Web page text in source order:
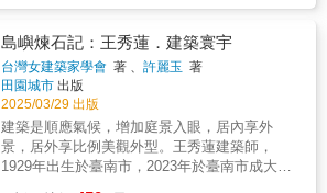
師，有著廣闊的遠見、一意的專注與恆久的堅
持……在時代洪流與社會神話裡，因緣際會的
疊合了他作為藝術家的膽識與身為一個人的熱
情，造就了勒．柯比意絕無僅有的地位。」──
柯閎│建築師、教育家、評論家1987「虛無主義
與組構手法的結合；困頓在現代世界裡窒礙難
行的亂林中，引用此一信念所建構的準則，
直接接受包浩斯現代主義啟蒙之人，攻讀哈佛
研究所時，師承包浩斯創辦人、時任哈佛建築
系主任的葛羅培斯，同班同學有貝聿銘和菲利
普．強生等人，王大閎畢業的時候是全班第一
名。1953年，三十六歲的王大閎成立大洪建築
師事務所，開始了他在臺灣土地上「中國建築
現代化」的實驗探索，他的「現代化」並非單
純挪用中國建築元素，而是融合傳統建築的精
神，開創全新的風貌。在首件設計案「建國南
路自宅」，他以一個簡單的長方形平面，打造
師事務所」，半世紀以來的作品涵蓋住宅、教
育設施與公共建築，包括：日月潭教師會館、
景美女中校園、衛道中學聖堂、陽明山中山
樓、花園新城等。她在關懷社會與環境發展
下，運用現代粗獷兼表現主義內涵的設計手法
──以結構性曲面與工法，形塑空間內與外的流
動氛圍──為臺灣帶來獨具律動特色的建築地
景。她是傳聞中的臺灣第一女建築師，也是新
島嶼煉石記：王秀蓮．建築寰宇
台灣女建築家學會 著 、許麗玉 著
田園城市 出版
2025/03/29 出版
建築是順應氣候，增加庭景入眼，居內享外
景，居外享比例美觀外型。王秀蓮建築師，
1929年出生於臺南市，2023年於臺南市成大醫